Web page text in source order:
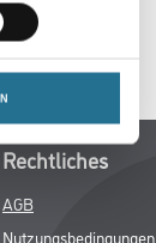
Rechtliches
AGB
Nutzungsbedingungen